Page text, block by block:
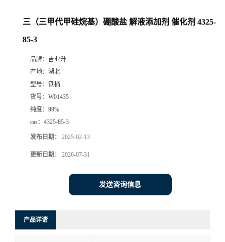
三（三甲代甲硅烷基）硼酸盐 解液添加剂 催化剂 4325-
85-3
品牌： 吉业升
产地： 湖北
型号： 铁桶
货号： W01435
纯度： 99%
cas： 4325-85-3
发布日期： 2025-02-13
更新日期： 2026-07-31
发送咨询信息
产品详请